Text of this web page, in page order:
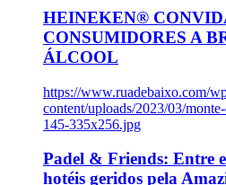
HEINEKEN®
CONSUMIDORES A
ÁLCOOL
https://www.ruadebaixo.com/
content/uploads/2023/03/
145-335x256.jpg
Padel & Friends: Entre
hotéis geridos pela